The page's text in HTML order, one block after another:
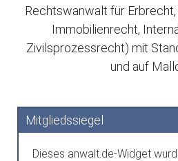
Rechtswanwalt für
Immobilienrecht,
Zivilsprozessrecht) mit
und auf
Mitgliedssiegel
Dieses anwalt.de-Widget